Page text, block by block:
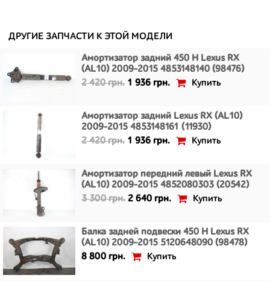
ДРУГИЕ ЗАПЧАСТИ К ЭТОЙ МОДЕЛИ
Амортизатор задний 450 H Lexus RX
(AL10) 2009-2015 4853148140 (98476)
2 420 грн. 1 936 грн. Купить
Амортизатор задний Lexus RX (AL10)
2009-2015 4853148161 (11930)
2 420 грн. 1 936 грн. Купить
Амортизатор передний левый Lexus RX
(AL10) 2009-2015 4852080303 (20542)
3 300 грн. 2 640 грн. Купить
Балка задней подвески 450 H Lexus RX
(AL10) 2009-2015 5120648090 (98478)
8 800 грн.
Купить